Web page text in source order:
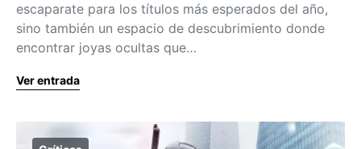
escaparate para los títulos más esperados del año,
sino también un espacio de descubrimiento donde
encontrar joyas ocultas que…
Ver entrada